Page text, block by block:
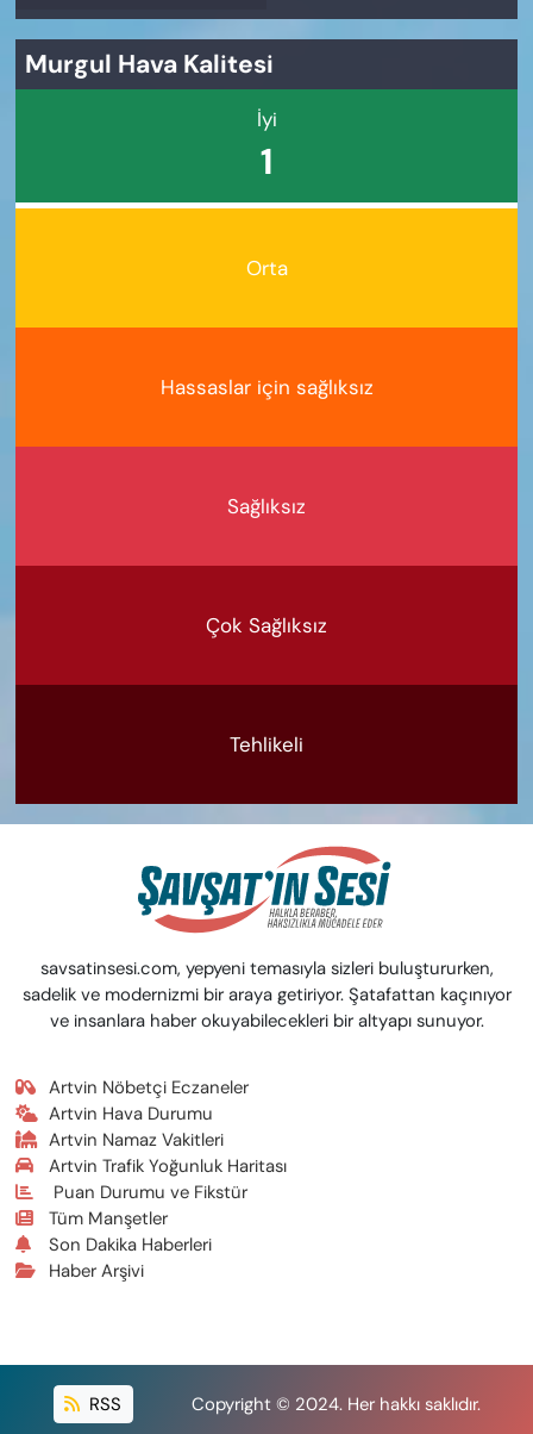
Murgul Hava Kalitesi
İyi
1
Orta
Hassaslar için sağlıksız
Sağlıksız
Çok Sağlıksız
Tehlikeli
savsatinsesi.com, yepyeni temasıyla sizleri buluştururken,
sadelik ve modernizmi bir araya getiriyor. Şatafattan kaçınıyor
ve insanlara haber okuyabilecekleri bir altyapı sunuyor.
Artvin Nöbetçi Eczaneler
Artvin Hava Durumu
Artvin Namaz Vakitleri
Artvin Trafik Yoğunluk Haritası
Puan Durumu ve Fikstür
Tüm Manşetler
Son Dakika Haberleri
Haber Arşivi
RSS Copyright © 2024. Her hakkı saklıdır.